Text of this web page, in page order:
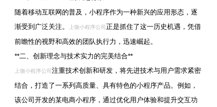
随着移动互联网的普及，小程序作为一种新兴的应用形态，逐
渐受到广泛关注。
上饶小程序公司 正是抓住了这一历史机遇，凭借
前瞻性的视野和高效的团队执行力，迅速崛起。
**二、创新理念与技术实力的完美结合**
上饶小程序公司 注重技术创新和研发，将先进技术与用户需求紧密
结合，打造了一系列高质量、具有特色的小程序产品。例如，
该公司开发的某电商小程序，通过优化用户体验和提升交互功